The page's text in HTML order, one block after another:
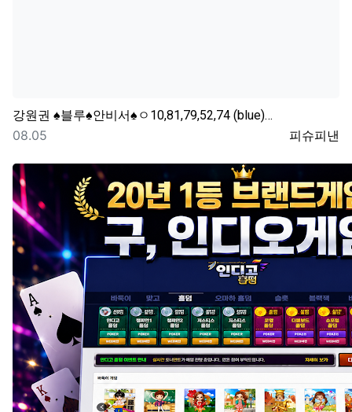
강원권 ♠블루♠안비서♠ㅇ10,81,79,52,74 (blue)…
등록자
피슈피낸
등록일
08.05